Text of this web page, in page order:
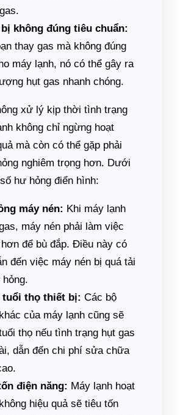
không đúng tiêu chuẩn:
thay gas mà không đúng
máy lạnh, nó có thể gây ra
hụt gas nhanh chóng.
xử lý kịp thời tình trạng
không chỉ ngừng hoạt
mà còn có thể gặp phải
nghiêm trọng hơn. Dưới
hư hỏng điển hình:
máy nén: Khi máy lạnh
máy nén phải làm việc
hơn để bù đắp. Điều này có
đến việc máy nén bị quá tải
tuổi thọ thiết bị: Các bộ
của máy lạnh cũng sẽ
thọ nếu tình trạng hụt gas
dẫn đến chi phí sửa chữa
điện năng: Máy lạnh hoạt
hiệu quả sẽ tiêu tốn